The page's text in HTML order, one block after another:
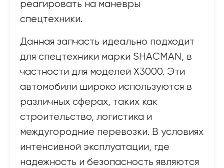
реагировать на маневры
спецтехники.
Данная запчасть идеально подходит
для спецтехники марки SHACMAN, в
частности для моделей X3000. Эти
автомобили широко используются в
различных сферах, таких как
строительство, логистика и
междугородние перевозки. В условиях
интенсивной эксплуатации, где
надежность и безопасность являются